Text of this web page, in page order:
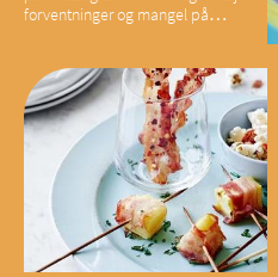
forventninger og mangel på
have konsekvenser for vores
sociale fællesskaber